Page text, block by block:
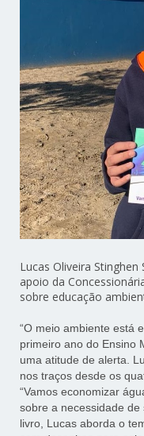
Lucas Oliveira
apoio da
sobre educação
“O meio ambiente está
primeiro ano do Ensino
uma atitude de alerta.
nos traços desde os
“Vamos economizar
sobre a necessidade
livro, Lucas aborda o